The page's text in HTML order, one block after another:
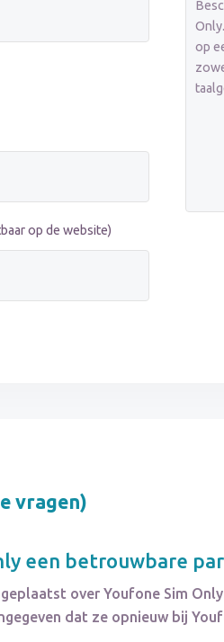
op de website)
vragen)
een betrouwbare
geplaatst over Youfone Sim
dat ze opnieuw bij